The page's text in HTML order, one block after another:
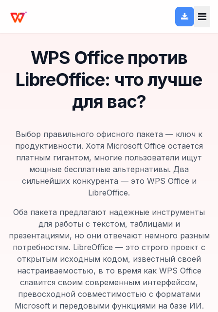
WPS Office против
LibreOffice: что лучше
для вас?
Выбор правильного офисного пакета — ключ к
продуктивности. Хотя Microsoft Office остается
платным гигантом, многие пользователи ищут
мощные бесплатные альтернативы. Два
сильнейших конкурента — это WPS Office и
LibreOffice.
Оба пакета предлагают надежные инструменты
для работы с текстом, таблицами и
презентациями, но они отвечают немного разным
потребностям. LibreOffice — это строго проект с
открытым исходным кодом, известный своей
настраиваемостью, в то время как WPS Office
славится своим современным интерфейсом,
превосходной совместимостью с форматами
Microsoft и передовыми функциями на базе ИИ.